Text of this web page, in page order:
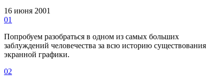
16 июня 2001
01
Попробуем разобраться в одном из самых больших
заблуждений человечества за всю историю существования
экранной графики.
02